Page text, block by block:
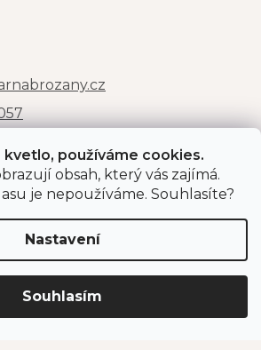
kvetlo, používáme cookies.
obsah, který vás zajímá.
je nepoužíváme. Souhlasíte?
Nastavení
Souhlasím